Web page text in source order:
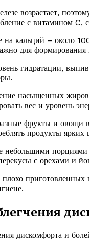
возрастает,
с витамином C,
на кальций – около
для
гидратации,
насыщенных
вес и уровень
фрукты и овощи
продукты
небольшими
с орехами и